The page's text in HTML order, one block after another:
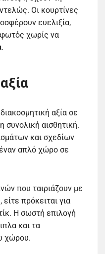
Οι κουρτίνες
ευελιξία,
χωρίς να
αξία σε
συνολική αισθητική.
και σχεδίων
απλό χώρο σε
που ταιριάζουν με
πρόκειται για
Η σωστή επιλογή
και τα
χώρου.